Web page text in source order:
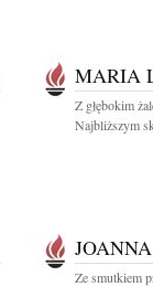
MARIA
Z głębokim
Najbliższym
Ze smutkiem